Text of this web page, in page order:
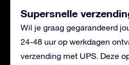
Supersnelle
Wil je graag gegarandeerd
24-48 uur op werkdagen
verzending met UPS. Deze